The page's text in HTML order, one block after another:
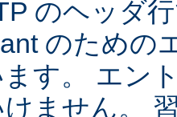
のヘッダ
のための
す。 エン
ません。